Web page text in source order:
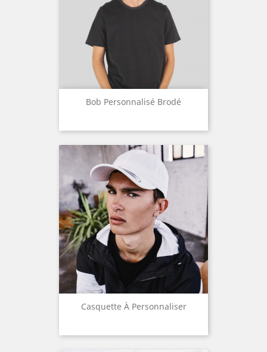
Bob Personnalisé Brodé
Casquette À Personnaliser